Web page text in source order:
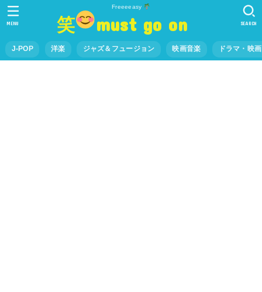
Freeeeasy
笑 must go on
J-POP 洋楽 ジャズ＆フュージョン 映画音楽 ドラマ・映
SEARCH
MENU